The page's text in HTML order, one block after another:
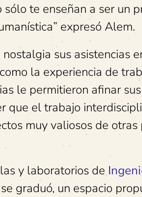
te enseñan a ser un
expresó Alem.
sus asistencias
la experiencia de
le permitieron afinar
que el trabajo
muy valiosos de
y laboratorios de
graduó, un espacio